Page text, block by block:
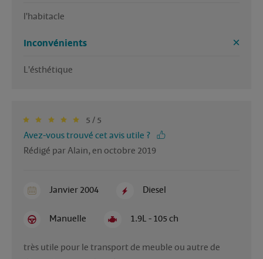
l'habitacle
Inconvénients
L'ésthétique
5 / 5
Avez-vous trouvé cet avis utile ?
Rédigé par Alain, en octobre 2019
Janvier 2004 Diesel
Manuelle 1.9L - 105 ch
très utile pour le transport de meuble ou autre de